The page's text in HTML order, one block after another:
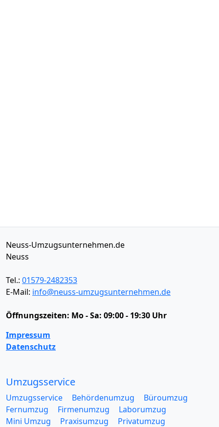
Neuss-Umzugsunternehmen.de
Neuss
Tel.: 01579-2482353
E-Mail: info@neuss-umzugsunternehmen.de
Öffnungszeiten: Mo - Sa: 09:00 - 19:30 Uhr
Impressum
Datenschutz
Umzugsservice
Umzugsservice Behördenumzug
Büroumzug
Fernumzug
Firmenumzug
Laborumzug
Mini Umzug
Praxisumzug
Privatumzug